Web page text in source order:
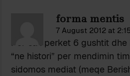
forma mentis
7 August 2012 at
Per sa i perket 6 gushtit
“ne histori” per mendimin
sidomos mediat (meqe